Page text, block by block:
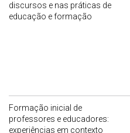
discursos e nas práticas de
educação e formação
Formação inicial de
professores e educadores:
experiências em contexto